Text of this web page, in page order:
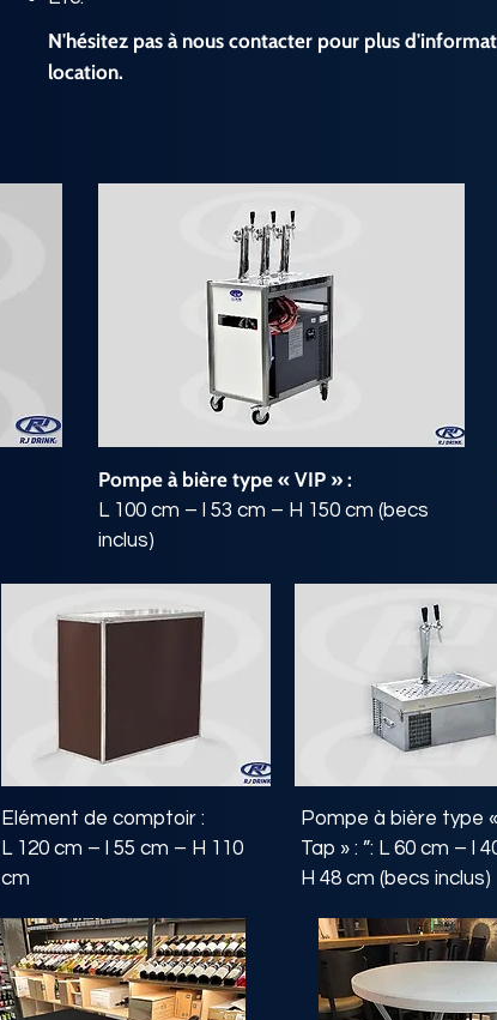
N'hésitez pas à nous contacter pour plus
location.
Pompe à bière type « VIP » :
L 100 cm – l 53 cm – H 150 cm (becs
inclus)
Elément de comptoir :
L 120 cm – l 55 cm – H 110
cm
Pompe à bière type
Tap » : ”: L 60 cm – l
H 48 cm (becs inclus)